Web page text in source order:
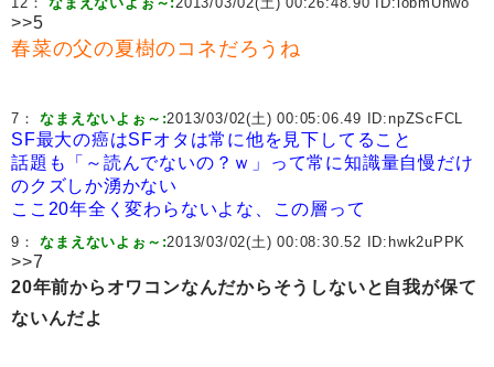
>>5
春菜の父の夏樹のコネだろうね
7：なまえないよぉ～:2013/03/02(土) 00:05:06.49 ID:npZScFCL
SF最大の癌はSFオタは常に他を見下してること
話題も「～読んでないの？ｗ」って常に知識量自慢だけ
のクズしか湧かない
ここ20年全く変わらないよな、この層って
9：なまえないよぉ～:2013/03/02(土) 00:08:30.52 ID: hwk2uPPK
>>7
20年前からオワコンなんだからそうしないと自我が保て
ないんだよ